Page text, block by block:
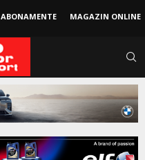
ABONAMENTE MAGAZIN ONLINE